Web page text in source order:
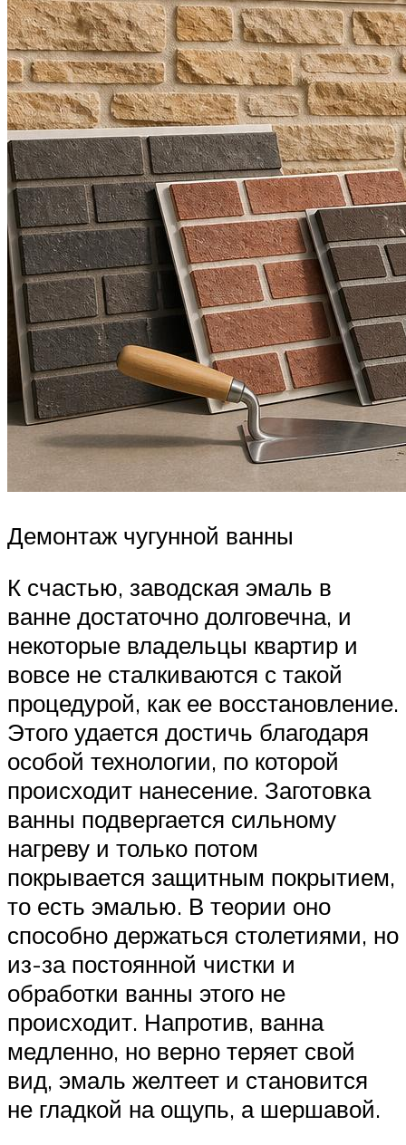
Демонтаж чугунной ванны
К счастью, заводская эмаль в
ванне достаточно долговечна, и
некоторые владельцы квартир и
вовсе не сталкиваются с такой
процедурой, как ее восстановление.
Этого удается достичь благодаря
особой технологии, по которой
происходит нанесение. Заготовка
ванны подвергается сильному
нагреву и только потом
покрывается защитным покрытием,
то есть эмалью. В теории оно
способно держаться столетиями, но
из-за постоянной чистки и
обработки ванны этого не
происходит. Напротив, ванна
медленно, но верно теряет свой
вид, эмаль желтеет и становится
не гладкой на ощупь, а шершавой.